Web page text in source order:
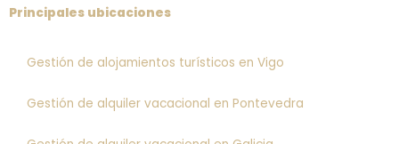
Principales ubicaciones
Gestión de alojamientos turísticos en Vigo
Gestión de alquiler vacacional en Pontevedra